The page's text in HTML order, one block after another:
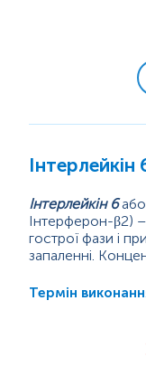
Інтерлейкін
Інтерлейкін 6або
Інтерферон-β2) –
гострої фази і
запаленні.
хірургічного
проявляє
Т-клітин,
гепатоцитів та
Термін